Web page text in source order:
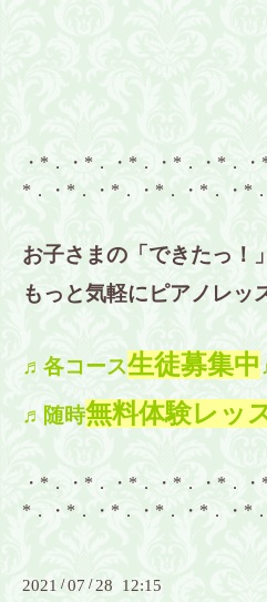
・*．・*．・*．・*．・*．
*．・*．・*．・*．・*．・*．
お子さまの「できたっ！
もっと気軽にピアノレッ
♬各コース生徒募集中
♬随時無料体験レッ
・*．・*．・*．・*．・*．
*．・*．・*．・*．・*．・*．
2021 /07 / 28 12:15